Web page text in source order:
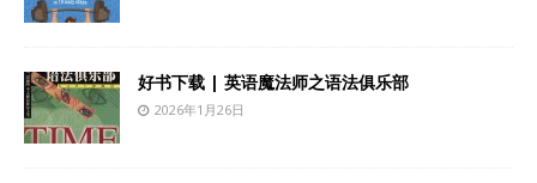
好书下载 | 英语魔法师之语法俱乐部
2026年1月26日